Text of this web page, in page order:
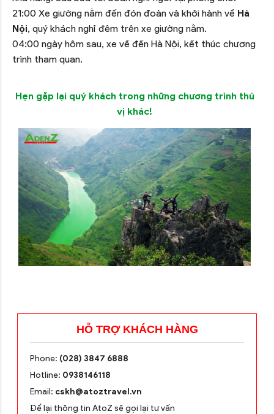
21:00 Xe giường nằm đến đón đoàn và khởi hành về Hà
Nội, quý khách nghỉ đêm trên xe giường nằm.
04:00 ngày hôm sau, xe về đến Hà Nội, kết thúc chương
trình tham quan.
Hẹn gặp lại quý khách trong những chương trình thú
vị khác!
HỖ TRỢ KHÁCH HÀNG
Phone: (028) 3847 6888
Hotline: 0938146118
Email: cskh@atoztravel.vn
Để lại thông tin AtoZ sẽ gọi lại tư vấn